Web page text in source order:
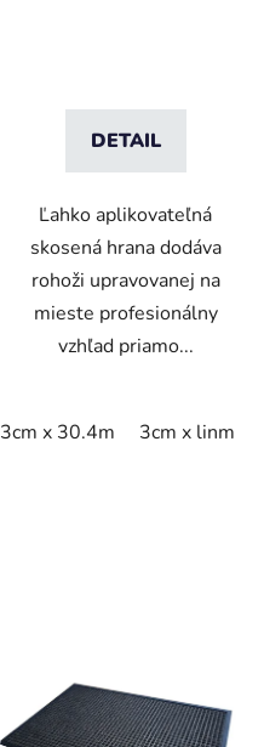
DETAIL
Ľahko aplikovateľná
skosená hrana dodáva
rohoži upravovanej na
mieste profesionálny
vzhľad priamo...
3cm x 30.4m 3cm x linm